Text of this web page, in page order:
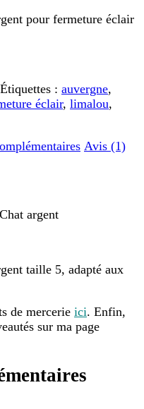
pour fermeture éclair
Étiquettes : auvergne,
éclair, limalou,
Avis (1)
argent
taille 5, adapté aux
de mercerie ici. Enfin,
sur ma page